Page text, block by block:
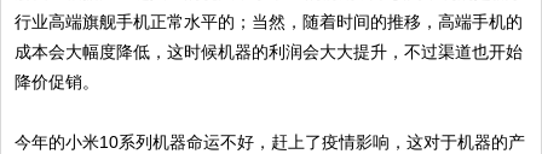
行业高端旗舰手机正常水平的；当然，随着时间的推移，高端手机的
成本会大幅度降低，这时候机器的利润会大大提升，不过渠道也开始
降价促销。
今年的小米10系列机器命运不好，赶上了疫情影响，这对于机器的产